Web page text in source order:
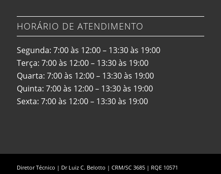
HORÁRIO DE ATENDIMENTO
Segunda: 7:00 às 12:00 – 13:30 às 19:00
Terça: 7:00 às 12:00 – 13:30 às 19:00
Quarta: 7:00 às 12:00 – 13:30 às 19:00
Quinta: 7:00 às 12:00 – 13:30 às 19:00
Sexta: 7:00 às 12:00 – 13:30 às 19:00
Diretor Técnico | Dr Luiz C. Belotto | CRM/SC 3685 | RQE 10571